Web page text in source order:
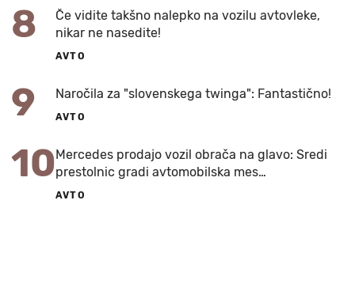
8
Če vidite takšno nalepko na vozilu avtovleke,
nikar ne nasedite!
AVTO
9 Naročila za "slovenskega twinga": Fantastično!
AVTO
10Mercedes prodajo vozil obrača na glavo: Sredi
prestolnic gradi avtomobilska mes…
AVTO